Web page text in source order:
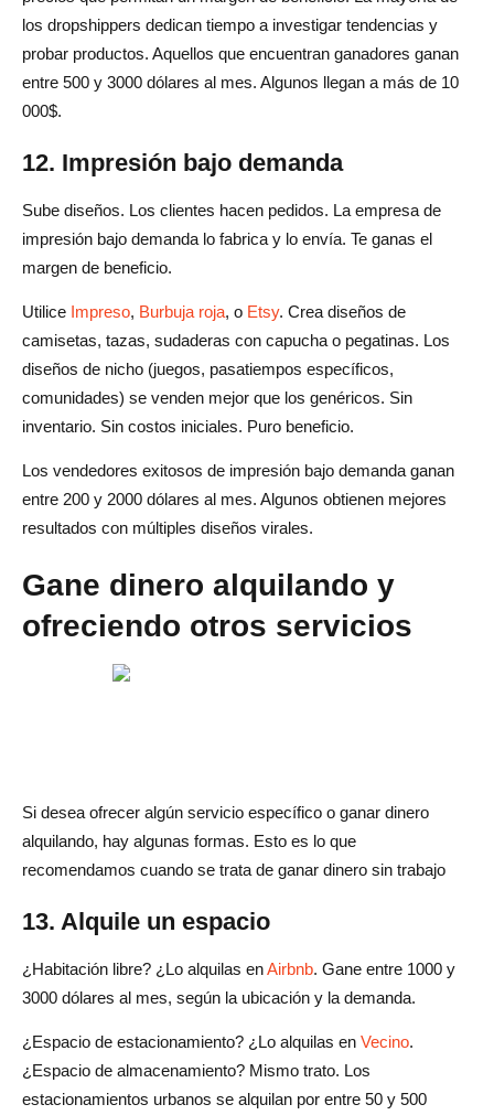
los dropshippers dedican tiempo a investigar tendencias y
probar productos. Aquellos que encuentran ganadores ganan
entre 500 y 3000 dólares al mes. Algunos llegan a más de 10
000$.
12. Impresión bajo demanda
Sube diseños. Los clientes hacen pedidos. La empresa de
impresión bajo demanda lo fabrica y lo envía. Te ganas el
margen de beneficio.
Utilice Impreso, Burbuja roja, o Etsy. Crea diseños de
camisetas, tazas, sudaderas con capucha o pegatinas. Los
diseños de nicho (juegos, pasatiempos específicos,
comunidades) se venden mejor que los genéricos. Sin
inventario. Sin costos iniciales. Puro beneficio.
Los vendedores exitosos de impresión bajo demanda ganan
entre 200 y 2000 dólares al mes. Algunos obtienen mejores
resultados con múltiples diseños virales.
Gane dinero alquilando y
ofreciendo otros servicios
Si desea ofrecer algún servicio específico o ganar dinero
alquilando, hay algunas formas. Esto es lo que
recomendamos cuando se trata de ganar dinero sin trabajo
13. Alquile un espacio
¿Habitación libre? ¿Lo alquilas enAirbnb. Gane entre 1000 y
3000 dólares al mes, según la ubicación y la demanda.
¿Espacio de estacionamiento? ¿Lo alquilas en Vecino.
¿Espacio de almacenamiento? Mismo trato. Los
estacionamientos urbanos se alquilan por entre 50 y 500